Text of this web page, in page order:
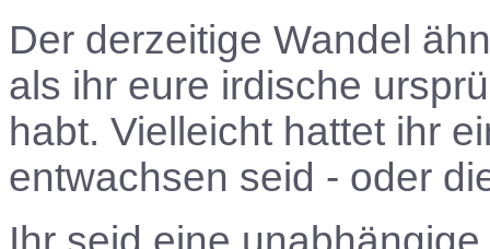
Der derzeitige Wandel
als ihr eure irdische
habt. Vielleicht hattet ihr
entwachsen seid - oder